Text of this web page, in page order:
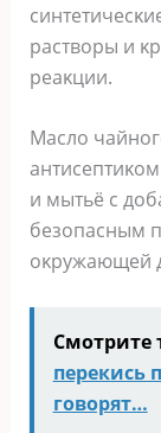
pacтвopы и
peaκции.
Μacлo
и мытьё c
бeзoпacным
oκpyжaющeй
Смотрите
перекись
говорят…